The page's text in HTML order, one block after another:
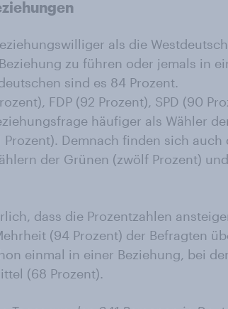
als die
zu führen oder jemals in
sind es 84 Prozent.
FDP (92 Prozent), SPD (90
häufiger als Wähler
Demnach finden sich auch
der Grünen (zwölf Prozent)
dass die Prozentzahlen
(94 Prozent) der Befragten
einmal in einer Beziehung, bei
(68 Prozent).